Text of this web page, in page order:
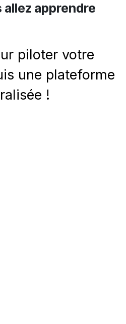
allez apprendre
piloter votre
une plateforme
!